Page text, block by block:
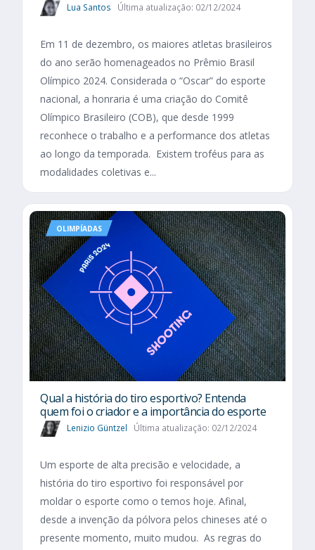
Lua Santos Última atualização: 02/12/2024
Em 11 de dezembro, os maiores atletas brasileiros
do ano serão homenageados no Prêmio Brasil
Olímpico 2024. Considerada o “Oscar” do esporte
nacional, a honraria é uma criação do Comitê
Olímpico Brasileiro (COB), que desde 1999
reconhece o trabalho e a performance dos atletas
ao longo da temporada. Existem troféus para as
modalidades coletivas e...
OLIMPÍADAS
Qual a história do tiro esportivo? Entenda
quem foi o criador e a importância do esporte
Lenizio Güntzel Última atualização: 02/12/2024
Um esporte de alta precisão e velocidade, a
história do tiro esportivo foi responsável por
moldar o esporte como o temos hoje. Afinal,
desde a invenção da pólvora pelos chineses até o
presente momento, muito mudou. As regras do